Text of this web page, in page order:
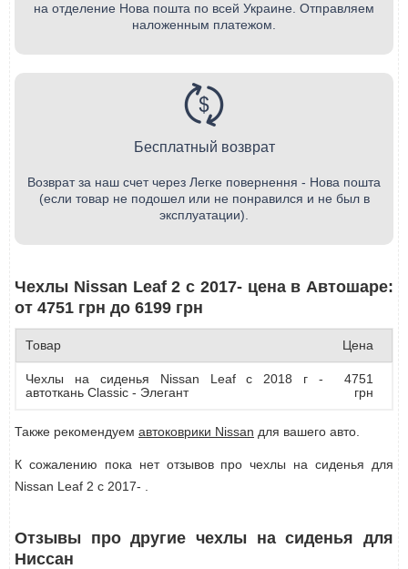
на отделение Нова пошта по всей Украине. Отправляем
наложенным платежом.
Бесплатный возврат
Возврат за наш счет через Легке повернення - Нова пошта
(если товар не подошел или не понравился и не был в
эксплуатации).
Чехлы Nissan Leaf 2 с 2017- цена в Автошаре:
от 4751 грн до 6199 грн
Товар Цена
Чехлы на сиденья Nissan Leaf c 2018 г -
автоткань Classic - Элегант
4751
грн
Также рекомендуем автоковрики Nissan для вашего авто.
К сожалению пока нет отзывов про чехлы на сиденья для
Nissan Leaf 2 с 2017- .
Отзывы про другие чехлы на сиденья для
Ниссан